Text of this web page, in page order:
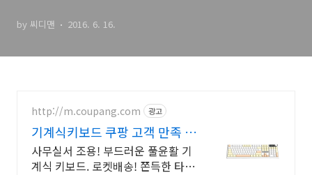
by 씨디맨 2016. 6. 16.
http://m.coupang.com 광고
기계식키보드 쿠팡 고객 만족 후
기
사무실서 조용! 부드러운 풀윤활 기
계식 키보드. 로켓배송! 쫀득한 타건